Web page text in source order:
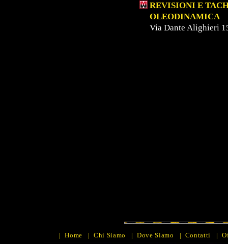
REVISIONI E
OLEODINAMICA
Via Dante Alighieri
|Home |Chi Siamo |Dove Siamo | Contatti |